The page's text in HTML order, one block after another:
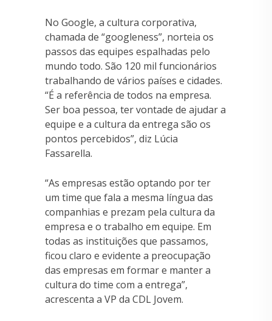
No Google, a cultura corporativa,
chamada de “googleness”, norteia os
passos das equipes espalhadas pelo
mundo todo. São 120 mil funcionários
trabalhando de vários países e cidades.
“É a referência de todos na empresa.
Ser boa pessoa, ter vontade de ajudar a
equipe e a cultura da entrega são os
pontos percebidos”, diz Lúcia
Fassarella.
“As empresas estão optando por ter
um time que fala a mesma língua das
companhias e prezam pela cultura da
empresa e o trabalho em equipe. Em
todas as instituições que passamos,
ficou claro e evidente a preocupação
das empresas em formar e manter a
cultura do time com a entrega”,
acrescenta a VP da CDL Jovem.